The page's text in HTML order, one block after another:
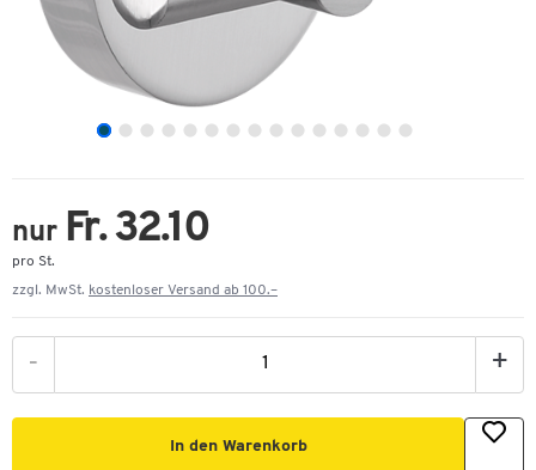
nur Fr. 32.10
pro St.
zzgl. MwSt. kostenloser Versand ab 100.–
- +
In den Warenkorb